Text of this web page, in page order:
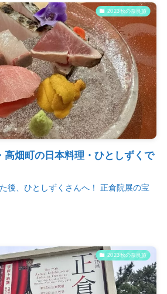
2023秋の奈良旅
高畑町の日本料理・ひとしずくで
後、ひとしずくさんへ！ 正倉院展の宝
2023秋の奈良旅